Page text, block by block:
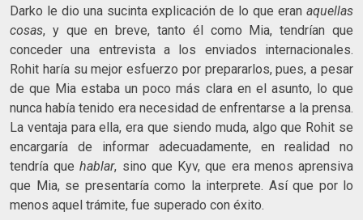
Darko le dio una sucinta explicación de lo que eran aquellas
cosas, y que en breve, tanto él como Mia, tendrían que
conceder una entrevista a los enviados internacionales.
Rohit haría su mejor esfuerzo por prepararlos, pues, a pesar
de que Mia estaba un poco más clara en el asunto, lo que
nunca había tenido era necesidad de enfrentarse a la prensa.
La ventaja para ella, era que siendo muda, algo que Rohit se
encargaría de informar adecuadamente, en realidad no
tendría quehablar, sino que Kyv, que era menos aprensiva
que Mia, se presentaría como la interprete. Así que por lo
menos aquel trámite, fue superado con éxito.